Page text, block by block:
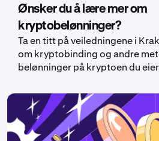
Ønsker du å lære mer om
kryptobelønninger?
Ta en titt på veiledningene i
om kryptobinding og andre
belønninger på kryptoen du